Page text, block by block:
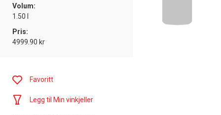
Volum:
1.50 l
Pris:
4999.90 kr
Favoritt
Legg til Min vinkjeller